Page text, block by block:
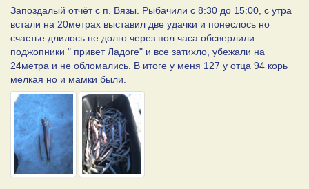
Запоздалый отчёт с п. Вязы. Рыбачили с 8:30 до 15:00, с утра
встали на 20метрах выставил две удачки и понеслось но
счастье длилось не долго через пол часа обсверлили
поджопники " привет Ладоге" и все затихло, убежали на
24метра и не обломались. В итоге у меня 127 у отца 94 корь
мелкая но и мамки были.